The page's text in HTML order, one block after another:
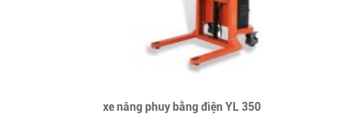
xe nâng phuy bằng điện YL 350